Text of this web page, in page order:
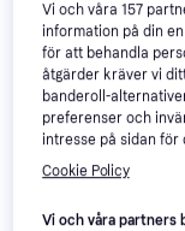
Om
128GB Gray är
just nu bland 3
Vi och våra157
information på din
för att behandla
åtgärder kräver vi
banderoll-
preferenser och
intresse på sidan för
Cookie Policy
Vi och våra partners